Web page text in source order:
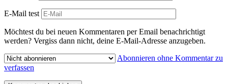
E-Mail test
Möchtest du bei neuen Kommentaren per Email benachrichtigt
werden? Vergiss dann nicht, deine E-Mail-Adresse anzugeben.
Abonnieren ohne Kommentar zu
verfassen